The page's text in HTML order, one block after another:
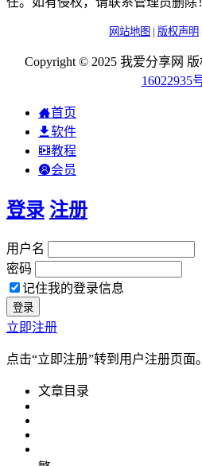
网站地图 | 版权声明
Copyright © 2025 我爱分享网 版
16022935
首页
软件
教程
会员
登录 注册
用户名
密码
记住我的登录信息
立即注册
点击“立即注册”转到用户注册页面。
文章目录